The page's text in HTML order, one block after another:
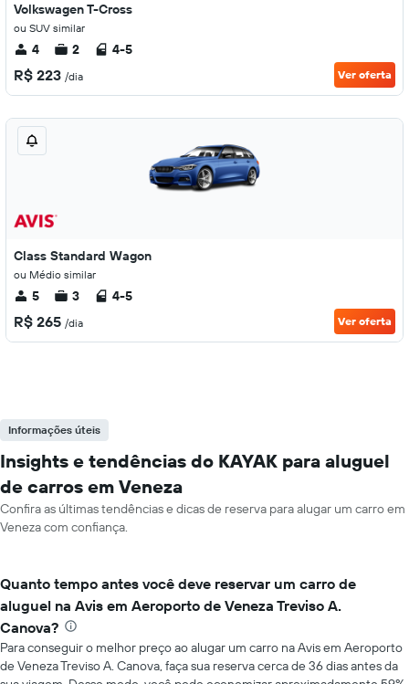
Volkswagen T-Cross
ou SUV similar
4 2 4-5
R$ 223 /dia Ver oferta
Class Standard Wagon
ou Médio similar
5 3 4-5
R$ 265 /dia Ver oferta
Informações úteis
Insights e tendências do KAYAK para aluguel
de carros em Veneza
Confira as últimas tendências e dicas de reserva para alugar um carro em
Veneza com confiança.
Quanto tempo antes você deve reservar um carro de
aluguel na Avis em Aeroporto de Veneza Treviso A.
Canova?
Para conseguir o melhor preço ao alugar um carro na Avis em Aeroporto
de Veneza Treviso A. Canova, faça sua reserva cerca de 36 dias antes da